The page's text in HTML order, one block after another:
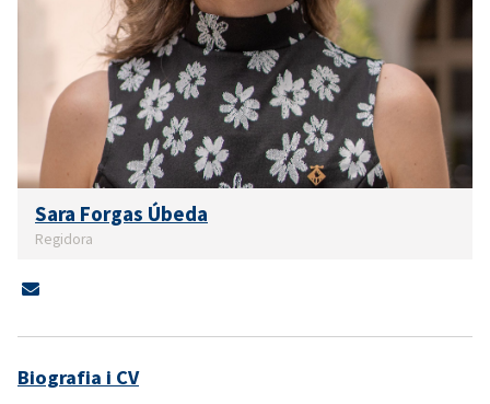
Sara Forgas Úbeda
Regidora
Biografia i CV